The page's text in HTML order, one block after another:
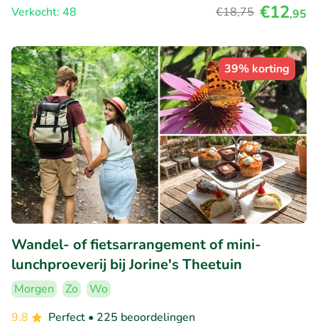
Verkocht: 48
€18,75 €12,95
39% korting
Wandel- of fietsarrangement of mini-
lunchproeverij bij Jorine's Theetuin
Morgen Zo
Wo
9.8
Perfect • 225 beoordelingen